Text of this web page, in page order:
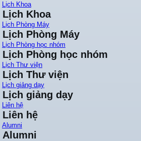
Lịch Khoa
Lịch Khoa
Lịch Phòng Máy
Lịch Phòng Máy
Lịch Phòng học nhóm
Lịch Phòng học nhóm
Lịch Thư viện
Lịch Thư viện
Lịch giảng dạy
Lịch giảng dạy
Liên hệ
Liên hệ
Alumni
Alumni